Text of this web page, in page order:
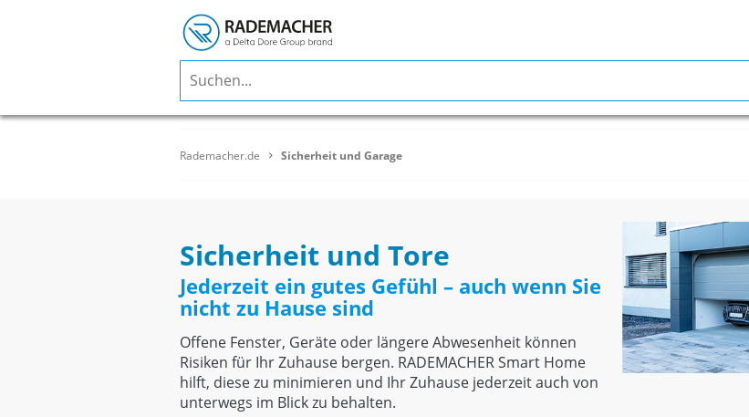
Rademacher.de Sicherheit und Garage
Sicherheit und Tore
Jederzeit ein gutes Gefühl – auch wenn Sie
nicht zu Hause sind
Offene Fenster, Geräte oder längere Abwesenheit können
Risiken für Ihr Zuhause bergen. RADEMACHER Smart Home
hilft, diese zu minimieren und Ihr Zuhause jederzeit auch von
unterwegs im Blick zu behalten.